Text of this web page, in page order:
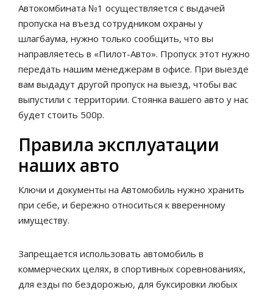
Автокомбината №1 осуществляется с выдачей
пропуска на въезд сотрудником охраны у
шлагбаума, нужно только сообщить, что вы
направляетесь в «Пилот-Авто». Пропуск этот нужно
передать нашим менеджерам в офисе. При выезде
вам выдадут другой пропуск на выезд, чтобы вас
выпустили с территории. Стоянка вашего авто у нас
будет стоить 500р.
Правила эксплуатации
наших авто
Ключи и документы на Автомобиль нужно хранить
при себе, и бережно относиться к вверенному
имуществу.
Запрещается использовать автомобиль в
коммерческих целях, в спортивных соревнованиях,
для езды по бездорожью, для буксировки любых